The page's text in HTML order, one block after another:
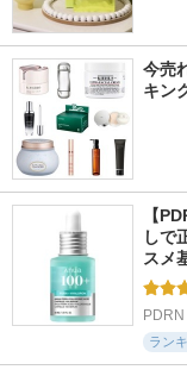
今売
キン
【
しで
スメ
ラン